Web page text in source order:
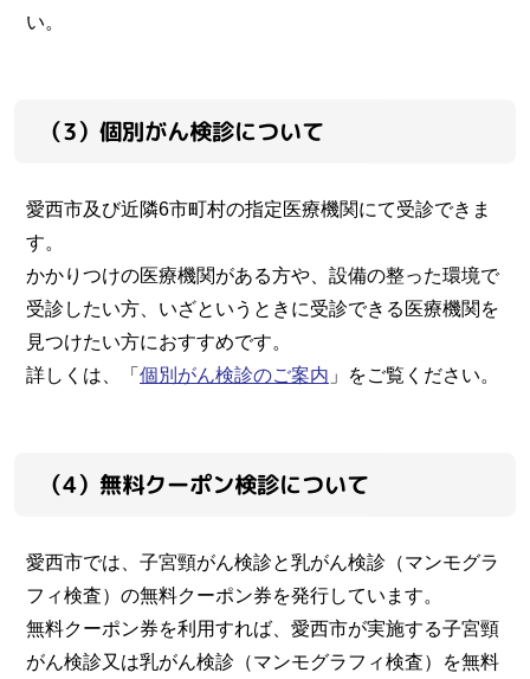
い。
（3）個別がん検診について
愛西市及び近隣6市町村の指定医療機関にて受診できま
す。
かかりつけの医療機関がある方や、設備の整った環境で
受診したい方、いざというときに受診できる医療機関を
見つけたい方におすすめです。
詳しくは、「 個別がん検診のご案内 」をご覧ください。
（4）無料クーポン検診について
愛西市では、子宮頸がん検診と乳がん検診（マンモグラ
フィ検査）の無料クーポン券を発行しています。
無料クーポン券を利用すれば、愛西市が実施する子宮頸
がん検診又は乳がん検診（マンモグラフィ検査）を無料